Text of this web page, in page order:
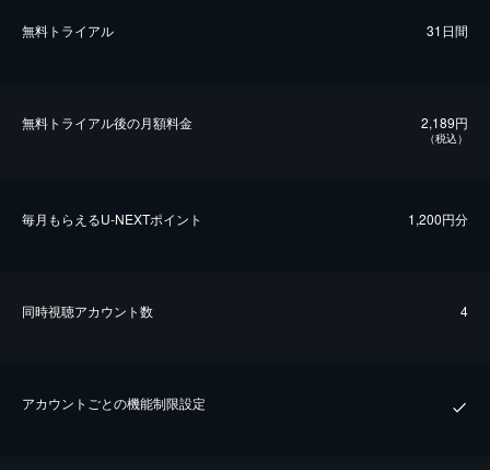
無料トライアル 31日間
無料トライアル後の⽉額料金 2,189円
（税込）
毎⽉もらえるU-NEXTポイント 1,200円分
同時視聴アカウント数 4
アカウントごとの機能制限設定